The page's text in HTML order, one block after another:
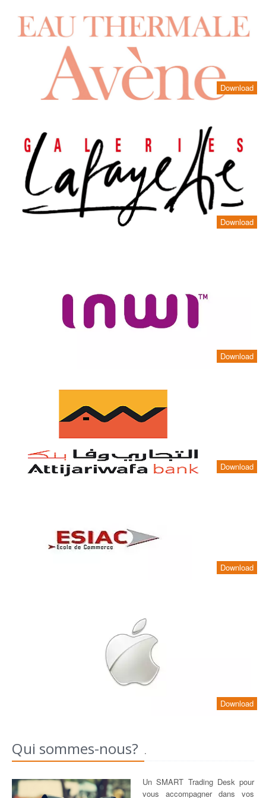
Download
Download
Download
Download
Download
Download
Qui sommes-nous? .
Un SMART Trading Desk pour
vous accompagner dans vos